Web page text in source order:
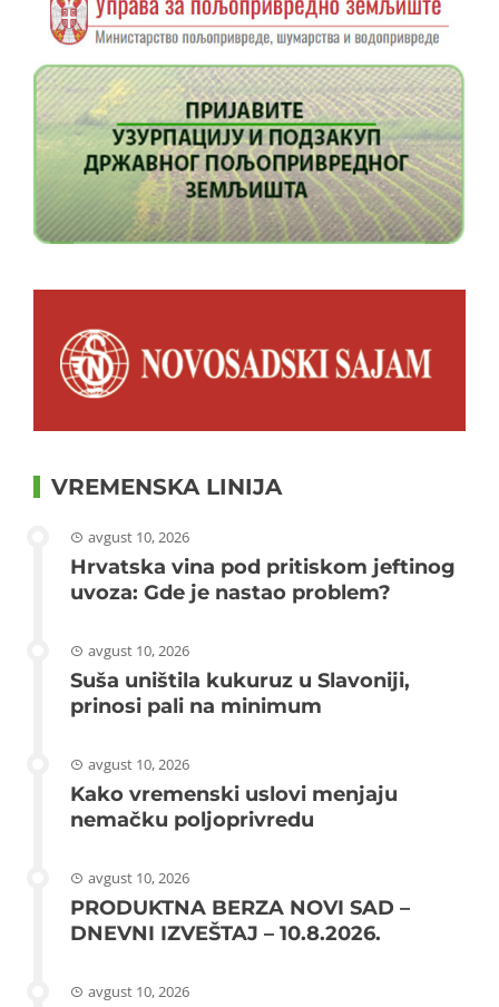
VREMENSKA LINIJA
avgust 10, 2026
Hrvatska vina pod pritiskom jeftinog
uvoza: Gde je nastao problem?
avgust 10, 2026
Suša uništila kukuruz u Slavoniji,
prinosi pali na minimum
avgust 10, 2026
Kako vremenski uslovi menjaju
nemačku poljoprivredu
avgust 10, 2026
PRODUKTNA BERZA NOVI SAD –
DNEVNI IZVEŠTAJ – 10.8.2026.
avgust 10, 2026